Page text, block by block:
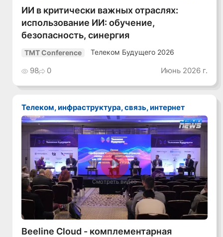
ИИ в критически важных отраслях:
использование ИИ: обучение,
безопасность, синергия
TMT Conference Телеком Будущего 2026
98 0 Июнь 2026 г.
Телеком, инфраструктура, связь, интернет
Смотреть видео
Beeline Cloud - комплементарная